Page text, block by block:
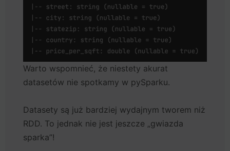
Warto wspomnieć, że niestety akurat
datasetów nie spotkamy w pySparku.
Datasety są już bardziej wydajnym tworem niż
RDD. To jednak nie jest jeszcze „gwiazda
sparka”!